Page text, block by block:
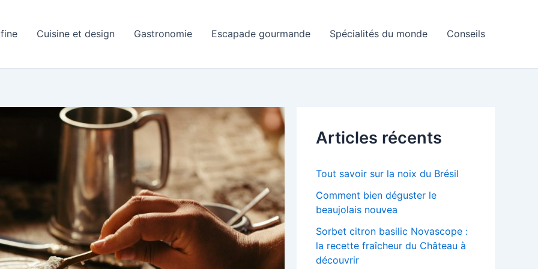
Cuisine et design Gastronomie Escapade gourmande Spécialités du monde Conseils
Articles récents
Tout savoir sur la noix du Brésil
Comment bien déguster le
beaujolais nouvea
Sorbet citron basilic Novascope :
la recette fraîcheur du Château à
découvrir